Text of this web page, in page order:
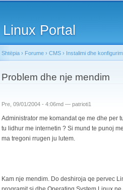
Portal
You are here
Shtëpia › Forume › CMS › Instalimi dhe
Problem dhe nje mendim
Pre, 09/01/2004 - 4:06md — patrioti1
Administrator me komandat qe me dhe per
tu lidhur me internetin ? Si mund te punoj
ma tregoni rrugen ju lutem.
Kam nje mendim. Do deshiroja qe pervec